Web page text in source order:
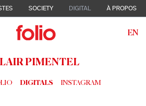
SOCIETY DIGITAL À PROPOS
EN
PIMENTEL
DIGITALS INSTAGRAM